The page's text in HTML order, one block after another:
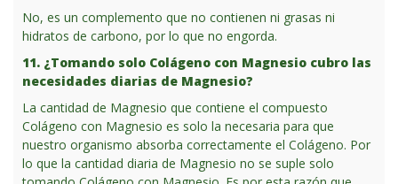
No, es un complemento que no contienen ni grasas ni
hidratos de carbono, por lo que no engorda.
11. ¿Tomando solo Colágeno con Magnesio cubro las
necesidades diarias de Magnesio?
La cantidad de Magnesio que contiene el compuesto
Colágeno con Magnesio es solo la necesaria para que
nuestro organismo absorba correctamente el Colágeno. Por
lo que la cantidad diaria de Magnesio no se suple solo